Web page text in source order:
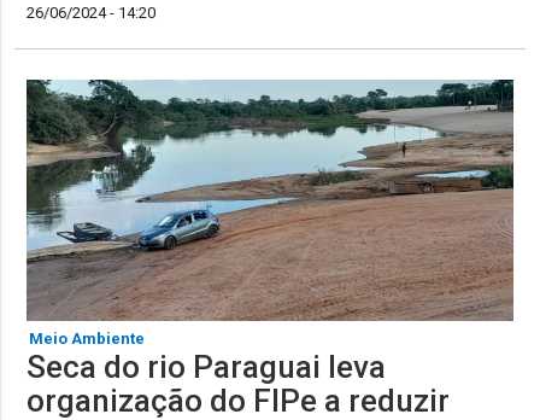
26/06/2024 - 14:20
Meio Ambiente
Seca do rio Paraguai leva
organização do FIPe a reduzir